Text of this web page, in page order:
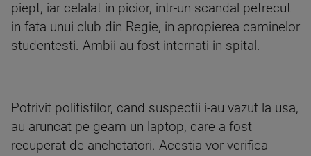
piept, iar celalat in picior, intr-un scandal petrecut
in fata unui club din Regie, in apropierea caminelor
studentesti. Ambii au fost internati in spital.
Potrivit politistilor, cand suspectii i-au vazut la usa,
au aruncat pe geam un laptop, care a fost
recuperat de anchetatori. Acestia vor verifica